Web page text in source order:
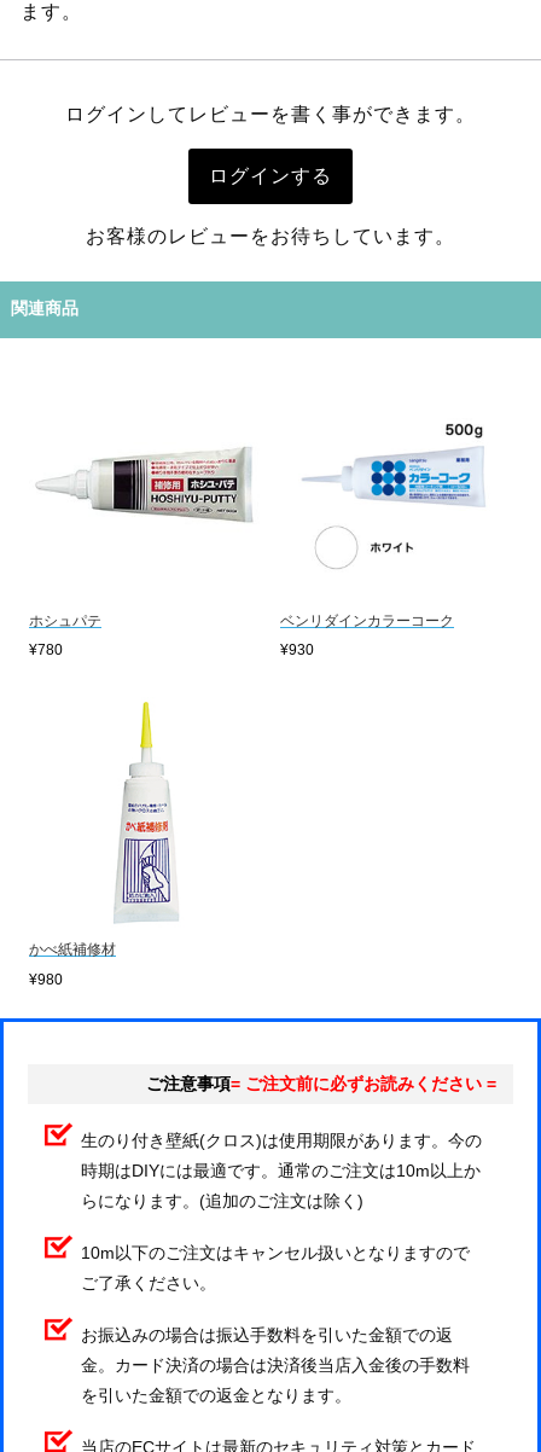
ます。
ログインしてレビューを書く事ができます。
ログインする
お客様のレビューをお待ちしています。
関連商品
ホシュパテ
¥780
ベンリダインカラーコーク
¥930
かべ紙補修材
¥980
ご注意事項= ご注文前に必ずお読みください =
生のり付き壁紙(クロス)は使用期限があります。今の
時期はDIYには最適です。通常のご注文は10m以上か
らになります。(追加のご注文は除く)
10m以下のご注文はキャンセル扱いとなりますので
ご了承ください。
お振込みの場合は振込手数料を引いた金額での返
金。カード決済の場合は決済後当店入金後の手数料
を引いた金額での返金となります。
当店のECサイトは最新のセキュリティ対策とカード